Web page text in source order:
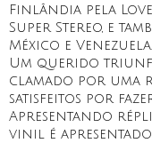
Finlândia pela
Super Stereo, e
México e Venezuela.
Um querido
clamado por uma
satisfeitos por
Apresentando
vinil é apresentado